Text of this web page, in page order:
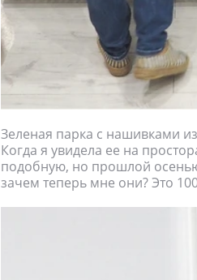
Зеленая парка с нашивками
Когда я увидела ее на
подобную, но прошлой осенью
зачем теперь мне они? Это